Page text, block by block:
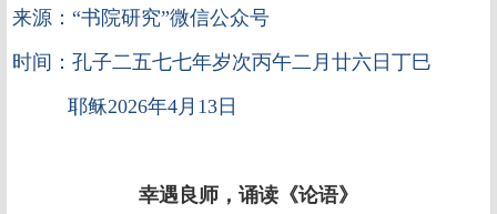
来源：“书院研究”微信公众号
时间：孔子二五七七年岁次丙午二月廿六日丁巳
耶稣2026年4月13日
幸遇良师，诵读《论语》